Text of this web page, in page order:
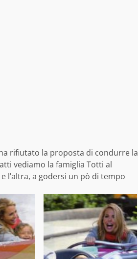
rifiutato la proposta di condurre la
vediamo la famiglia Totti al
l’altra, a godersi un pò di tempo